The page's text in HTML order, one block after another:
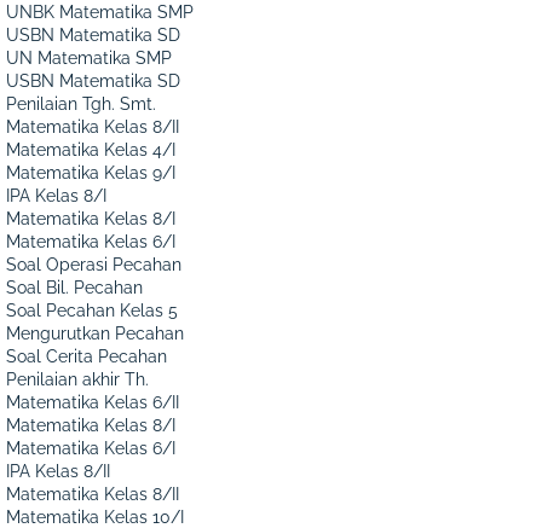
UNBK Matematika SMP
USBN Matematika SD
UN Matematika SMP
USBN Matematika SD
Penilaian Tgh. Smt.
Matematika Kelas 8/II
Matematika Kelas 4/I
Matematika Kelas 9/I
IPA Kelas 8/I
Matematika Kelas 8/I
Matematika Kelas 6/I
Soal Operasi Pecahan
Soal Bil. Pecahan
Soal Pecahan Kelas 5
Mengurutkan Pecahan
Soal Cerita Pecahan
Penilaian akhir Th.
Matematika Kelas 6/II
Matematika Kelas 8/I
Matematika Kelas 6/I
IPA Kelas 8/II
Matematika Kelas 8/II
Matematika Kelas 10/I